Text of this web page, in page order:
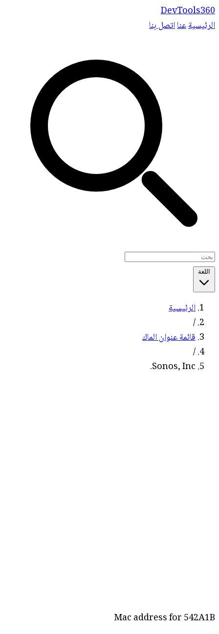
DevTools360
الرئيسيةعنااتصل بنا
اللغة
الرئيسية
/
قائمة عنوان الماك
/
Sonos, Inc.
Mac address for 542A1B